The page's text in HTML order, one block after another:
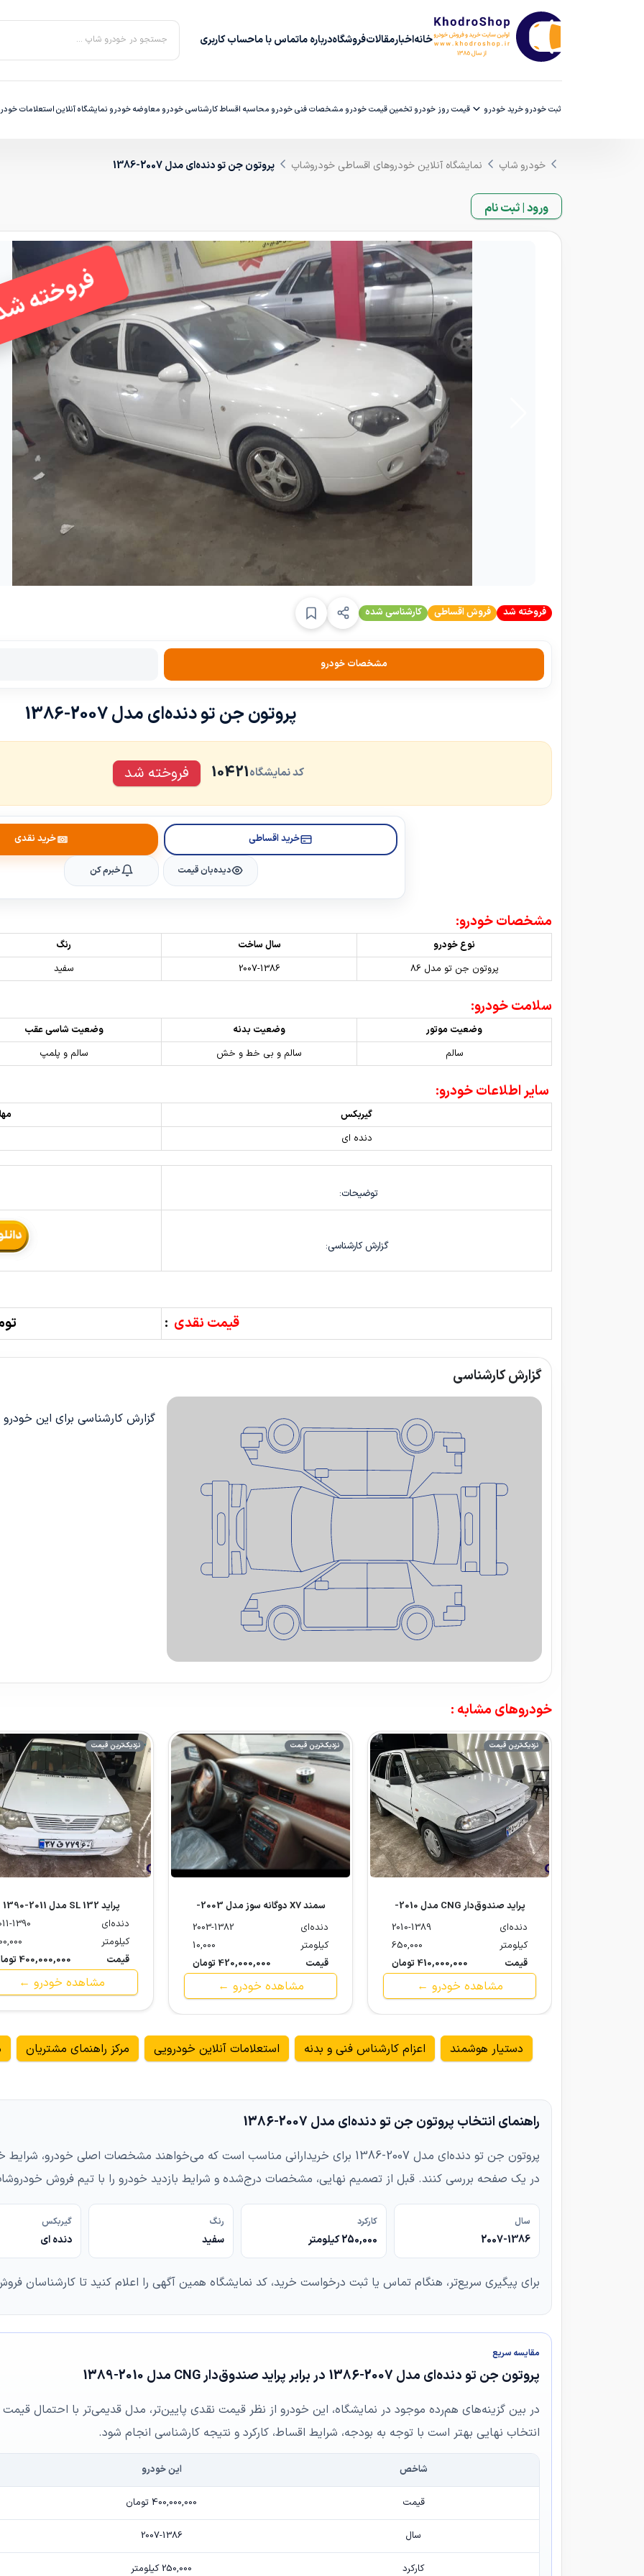
خانهاخبارمقالاتفروشگاهدرباره‌ ماتماس با ماحساب کاربری جستجو در خودرو شاپ ...
ثبت خودروخرید خودرو قیمت روز خودرو تخمین قیمت خودرو مشخصات فنی خودرو محاسبه اقساطکارشناسی خودرو معاوضه خودرو نمایشگاه آنلایناستعلامات
خودرو شاپ نمایشگاه آنلاین خودروهای اقساطی خودروشاپ پروتون جن تو دنده‌ای مدل 2007-1386
ورود | ثبت نام
فروخته
فروخته شد فروش اقساطی کارشناسی شده
مشخصات خودرو
پروتون جن تو دنده‌ای مدل 2007-1386
کد نمایشگاه10421 فروخته شد
خرید اقساطی خرید نقدی
دیده‌بان قیمت خبرم کن
مشخصات خودرو:
نوع خودرو سال ساخت
رنگ
پروتون جن تو مدل 86
2007-1386 سفید
سلامت خودرو:
وضعیت موتور وضعیت بدنه
وضعیت شاسی عقب
سالم
سالم و بی خط و خش سالم و پلمپ
سایر اطلاعات خودرو:
گیربکس
دنده ای
توضیحات:
گزارش کارشناسی:
قیمت نقدی :
گزارش کارشناسی
گزارش کارشناسی برای این
خودروهای مشابه :
نزدیک‌ترین قیمت
پراید صندوق‌دار CNG مدل 2010-
دنده‌ای
2010-1389
کیلومتر
650,000
قیمت
410,000,000 تومان
مشاهده خودرو ←
نزدیک‌ترین قیمت
سمند X7 دوگانه سوز مدل 2003-
دنده‌ای
2003-1382
کیلومتر
10,000
قیمت
420,000,000 تومان
مشاهده خودرو ←
نزدیک‌ترین قیمت
پراید 132 SL مدل 2011-1390
دنده‌ای
1390
کیلومتر
قیمت
400,000,000 تومان
مشاهده خودرو ←
دستیار هوشمند اعزام کارشناس فنی و بدنه استعلامات آنلاین خودرویی مرکز راهنمای مشتریان
راهنمای انتخاب پروتون جن تو دنده‌ای مدل 2007-1386
پروتون جن تو دنده‌ای مدل 2007-1386 برای خریدارانی مناسب است که می‌خواهند مشخصات اصلی
در یک صفحه بررسی کنند. قبل از تصمیم نهایی، مشخصات درج‌شده و شرایط بازدید خودرو را با تیم فروش
سال
2007-1386
کارکرد
250,000 کیلومتر
رنگ
سفید
گیربکس
دنده ای
برای پیگیری سریع‌تر، هنگام تماس یا ثبت درخواست خرید، کد نمایشگاه همین آگهی را اعلام کنید تا کارشناسان
مقایسه سریع
پروتون جن تو دنده‌ای مدل 2007-1386 در برابر پراید صندوق‌دار CNG مدل 2010-1389
در بین گزینه‌های هم‌رده موجود در نمایشگاه، این خودرو از نظر قیمت نقدی پایین‌تر، مدل قدیمی‌تر با احتمال قیمت
انتخاب نهایی بهتر است با توجه به بودجه، شرایط اقساط، کارکرد و نتیجه کارشناسی انجام شود.
شاخص این خودرو
قیمت 400,000,000 تومان
سال 2007-1386
کارکرد 250,000 کیلومتر